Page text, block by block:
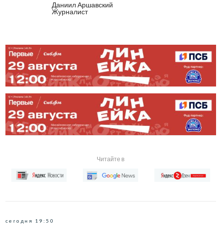
Даниил Аршавский
Журналист
Читайте в
сегодня 19:50